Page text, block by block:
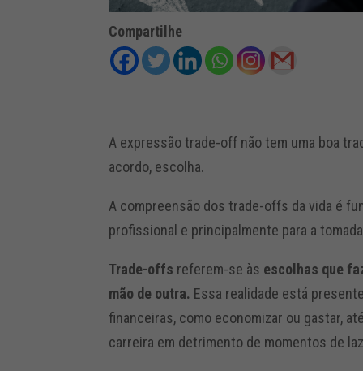
Compartilhe
A expressão trade-off não tem uma boa
acordo, escolha.
A compreensão dos trade-offs da vida é
profissional e principalmente para a
Trade-offs referem-se às escolhas que
mão de outra. Essa realidade está
financeiras, como economizar ou gastar,
carreira em detrimento de momentos de